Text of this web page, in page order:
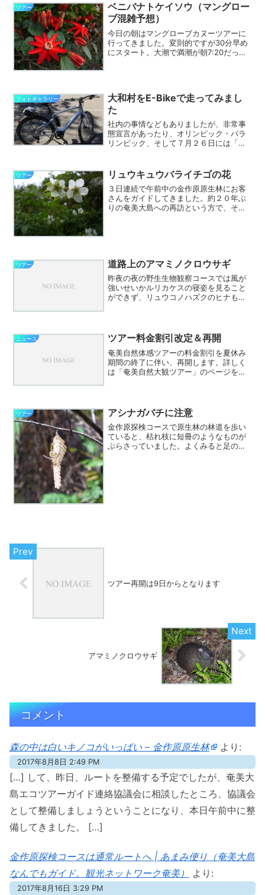
ツアー
ベニバナトケイソウ（マングロー
ブ混雑予想）
今日の朝はマングローブカヌーツアーに
行ってきました。変則的ですが30分早め
にスタート。大潮で満潮が朝7:20だった
フォトギャラリー
大和村をE-Bikeで走ってみまし
た
社内の事情などもありましたが、非常事
態宣言があったり、オリンピック・パラ
リンピック、そして７月２６日には「奄
り、ドタバタ続きであっというまに夏休
みも終わりです。今月は結局ま...
ツアー リュウキュウバライチゴの花
３日連続で午前中の金作原原生林にお客
さんをガイドしてきました。約２０年ぶ
りの奄美大島への再訪という方で、その
ツアー 道路上のアマミノクロウサギ
昨夜の夜の野生生物観察コースでは風が
強いせいかルリカケスの寝姿を見ること
ができず、リュウコノハズクのヒナも道
サキガエル、アカマタ、本...
ニュース ツアー料金割引改定＆再開
奄美自然体感ツアーの料金割引を夏休み
期間の終了に伴い、再開します。詳しく
は「奄美自然大観ツアー」のページをご
ツアー アシナガバチに注意
金作原探検コースで原生林の林道を歩い
ていると、枯れ枝に短冊のようなものが
ぶらさっていました。よくみると足の長
ツアー再開は9日からとなります
アマミノクロウサギ
コメント
森の中は白いキノコがいっぱい – 金作原原生林 より:
2017年8月8日 2:49 PM
[…] して、昨日、ルートを整備する予定でしたが、奄美大
島エコツアーガイド連絡協議会に相談したところ、協議会
として整備しましょうということになり、本日午前中に整
備してきました。 […]
金作原探検コースは通常ルートへ | あまみ便り（奄美大島
なんでもガイド。観光ネットワーク奄美）
より:
2017年8月16日 3:29 PM